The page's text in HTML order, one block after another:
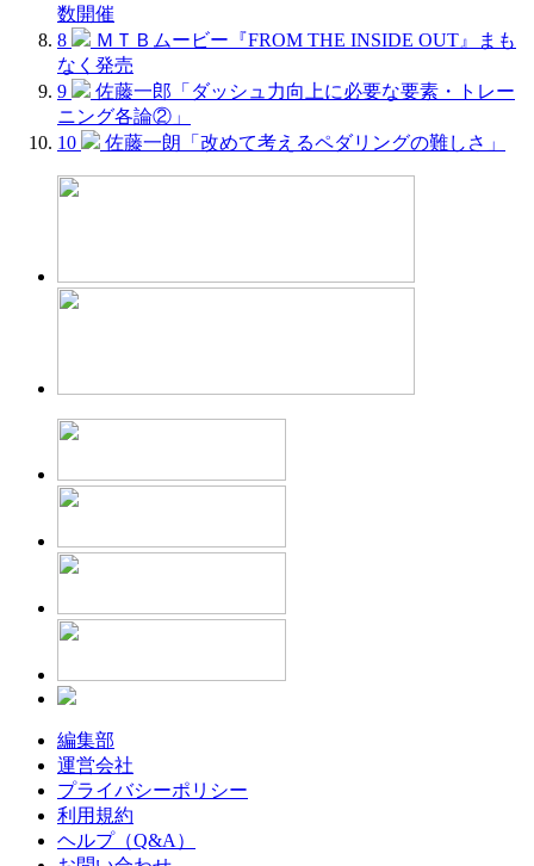
数開催
8
ＭＴＢムービー『FROM THE INSIDE OUT』まも
なく発売
9
佐藤一郎「ダッシュ力向上に必要な要素・トレー
ニング各論②」
10
佐藤一朗「改めて考えるペダリングの難しさ」
編集部
運営会社
プライバシーポリシー
利用規約
ヘルプ（Q&A）